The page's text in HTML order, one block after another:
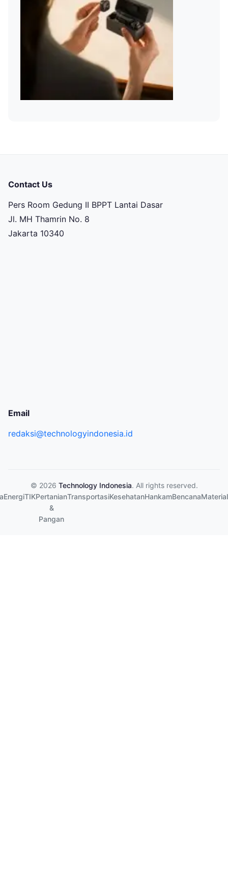
Contact Us
Pers Room Gedung II BPPT Lantai Dasar
Jl. MH Thamrin No. 8
Jakarta 10340
Email
redaksi@technologyindonesia.id
© 2026 Technology Indonesia. All rights reserved.
EnergiTIKPertanian
&
Pangan
TransportasiKesehatanHankamBencanaMaterial